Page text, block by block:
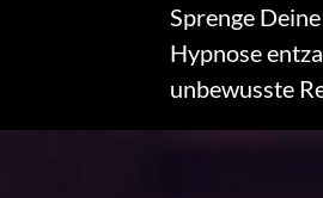
Sprenge
Hypnose
unbewusste